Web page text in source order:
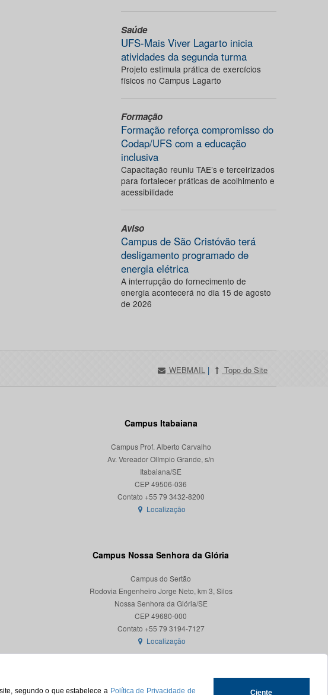
segundo o que estabelece a Política de Privacidade de Ciente
Saúde
UFS-Mais Viver Lagarto inicia
atividades da segunda turma
Projeto estimula prática de exercícios
físicos no Campus Lagarto
Formação
Formação reforça compromisso do
Codap/UFS com a educação
inclusiva
Capacitação reuniu TAE’s e terceirizados
para fortalecer práticas de acolhimento e
acessibilidade
Aviso
Campus de São Cristóvão terá
desligamento programado de
energia elétrica
A interrupção do fornecimento de
energia acontecerá no dia 15 de agosto
de 2026
WEBMAIL | Topo do Site
Campus Itabaiana
Campus Prof. Alberto Carvalho
Av. Vereador Olímpio Grande, s/n
Itabaiana/SE
CEP 49506-036
Localização
Campus Nossa Senhora da Glória
Campus do Sertão
Rodovia Engenheiro Jorge Neto, km 3, Silos
Nossa Senhora da Glória/SE
CEP 49680-000
Contato +55 79 3194-7127
Localização